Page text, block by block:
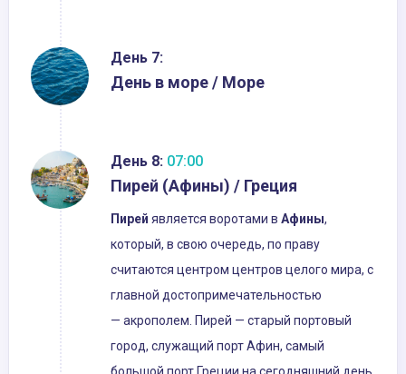
День 7:
День в море / Море
День 8: 07:00
Пирей (Афины) / Греция
Пирей является воротами в Афины,
который, в свою очередь, по праву
считаются центром центров целого мира, с
главной достопримечательностью
— акрополем. Пирей — старый портовый
город, служащий порт Афин, самый